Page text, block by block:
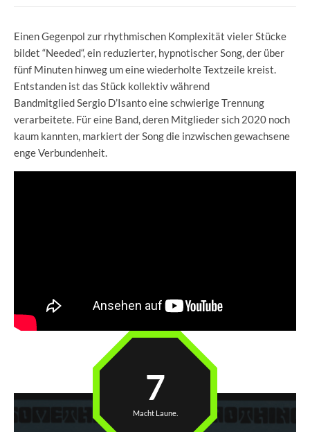
Einen Gegenpol zur rhythmischen Komplexität vieler Stücke
bildet “Needed“, ein reduzierter, hypnotischer Song, der über
fünf Minuten hinweg um eine wiederholte Textzeile kreist.
Entstanden ist das Stück kollektiv während
Bandmitglied Sergio D’Isanto eine schwierige Trennung
verarbeitete. Für eine Band, deren Mitglieder sich 2020 noch
kaum kannten, markiert der Song die inzwischen gewachsene
enge Verbundenheit.
7
Macht Laune.